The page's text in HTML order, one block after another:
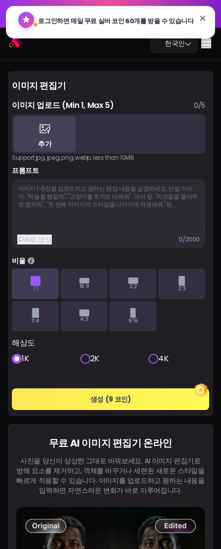
🔥 GPT 이미지 2.0 출시: 더 빠르고, 더 스마트하며, 4K 지원. 지
금 사용해보세요
Arting AI 한국인
AI 챗
AI 학습
AI 이미지
AI 비디오
AI 도구
🔥GPT 이미지 2.0 출시: 더 빠르고, 더 스마트하며, 4K 지원. 지
이미지 편집기
이미지 업로드 (Min 1, Max 5) 0/5
추가
Support jpg, jpeg, png, webp, less than 10MB
프롬프트
AI로 생성 0/2000
비율
1:1 16:9 3:2 2:3
3:4 4:3 9:16
해상도
1K
2K 4K
생성 (9 코인)
무료 AI 이미지 편집기 온라인
사진을 당신이 상상한 그대로 바꿔보세요. AI 이미지 편집기로
방해 요소를 제거하고, 객체를 바꾸거나 세련된 새로운 스타일을
빠르게 적용할 수 있습니다. 이미지를 업로드하고 원하는 내용을
입력하면 자연스러운 변화가 바로 이루어집니다.